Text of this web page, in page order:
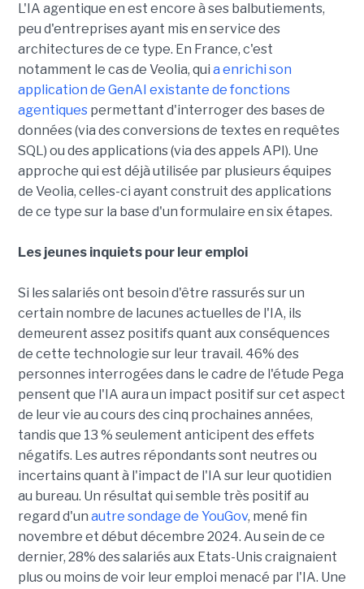
L'IA agentique en est encore à ses balbutiements,
peu d'entreprises ayant mis en service des
architectures de ce type. En France, c'est
notamment le cas de Veolia, qui a enrichi son
application de GenAI existante de fonctions
agentiquespermettant d'interroger des bases de
données (via des conversions de textes en requêtes
SQL) ou des applications (via des appels API). Une
approche qui est déjà utilisée par plusieurs équipes
de Veolia, celles-ci ayant construit des applications
de ce type sur la base d'un formulaire en six étapes.
Les jeunes inquiets pour leur emploi
Si les salariés ont besoin d'être rassurés sur un
certain nombre de lacunes actuelles de l'IA, ils
demeurent assez positifs quant aux conséquences
de cette technologie sur leur travail. 46% des
personnes interrogées dans le cadre de l'étude Pega
pensent que l'IA aura un impact positif sur cet aspect
de leur vie au cours des cinq prochaines années,
tandis que 13 % seulement anticipent des effets
négatifs. Les autres répondants sont neutres ou
incertains quant à l'impact de l'IA sur leur quotidien
au bureau. Un résultat qui semble très positif au
regard d'un autre sondage de YouGov, mené fin
novembre et début décembre 2024. Au sein de ce
dernier, 28% des salariés aux Etats-Unis craignaient
plus ou moins de voir leur emploi menacé par l'IA. Une